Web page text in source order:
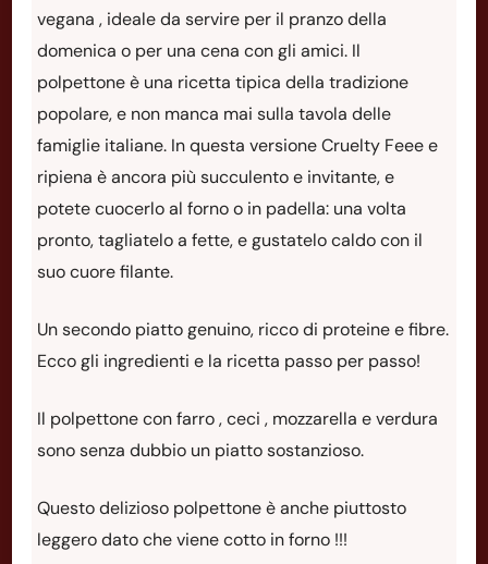
vegana , ideale da servire per il pranzo della
domenica o per una cena con gli amici. Il
polpettone è una ricetta tipica della tradizione
popolare, e non manca mai sulla tavola delle
famiglie italiane. In questa versione Cruelty Feee e
ripiena è ancora più succulento e invitante, e
potete cuocerlo al forno o in padella: una volta
pronto, tagliatelo a fette, e gustatelo caldo con il
suo cuore filante.
Un secondo piatto genuino, ricco di proteine e fibre.
Ecco gli ingredienti e la ricetta passo per passo!
Il polpettone con farro , ceci , mozzarella e verdura
sono senza dubbio un piatto sostanzioso.
Questo delizioso polpettone è anche piuttosto
leggero dato che viene cotto in forno !!!